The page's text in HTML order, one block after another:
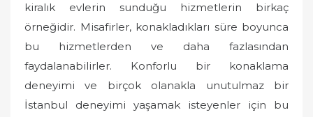
kiralık evlerin sunduğu hizmetlerin birkaç
örneğidir. Misafirler, konakladıkları süre boyunca
bu hizmetlerden ve daha fazlasından
faydalanabilirler. Konforlu bir konaklama
deneyimi ve birçok olanakla unutulmaz bir
İstanbul deneyimi yaşamak isteyenler için bu